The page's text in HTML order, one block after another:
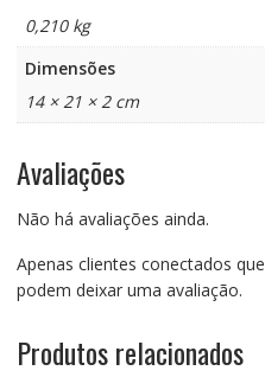
0,210 kg
Dimensões
14 × 21 × 2 cm
Avaliações
Não há avaliações ainda.
Apenas clientes conectados
podem deixar uma avaliação.
Produtos relacionados